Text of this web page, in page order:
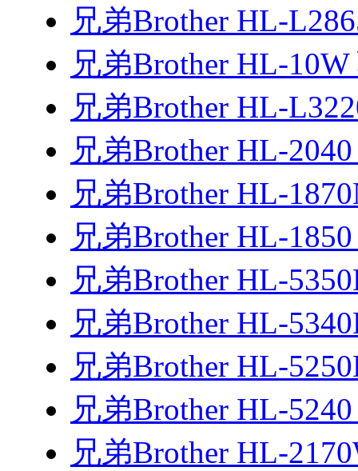
兄弟Brother HL-
兄弟Brother HL-
兄弟Brother HL-
兄弟Brother HL-
兄弟Brother HL-
兄弟Brother HL-
兄弟Brother HL-
兄弟Brother HL-
兄弟Brother HL-
兄弟Brother HL-
兄弟Brother HL-